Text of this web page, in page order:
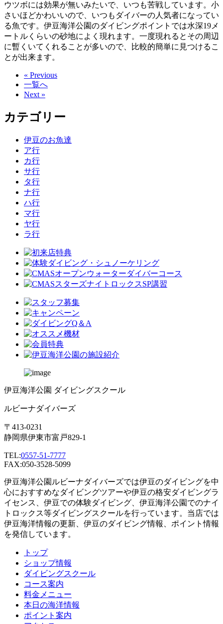
ウツボには効果が無いみたいで、いつも苦戦しています。小
さいほどかわいいので、いつもダイバーの人気者になってい
る魚です。伊豆海洋公園のダイビングポイントでは水深19メ
ートルくらいの砂地によく現れます。一度現れるとその周辺
に暫くいてくれることが多いので、比較的簡単に見つけるこ
とが出来ます。
« Previous
一覧へ
Next »
カテゴリー
伊豆のお魚達
ア行
カ行
サ行
タ行
ナ行
ハ行
マ行
ヤ行
ラ行
伊豆海洋公園 ダイビングスクール
ルビーナダイバーズ
〒413-0231
静岡県伊東市富戸829-1
TEL:0557-51-7777
FAX:050-3528-5099
伊豆海洋公園ルビーナダイバーズでは伊豆のダイビングを中
心におすすめなダイビングツアーや伊豆の格安ダイビングラ
イセンス、伊豆での体験ダイビング、伊豆海洋公園でのナイ
トロックス等ダイビングスクールを行っています。当店では
伊豆海洋情報の更新、伊豆のダイビング情報、ポイント情報
を発信しています。
トップ
ショップ情報
ダイビングスクール
コース案内
料金メニュー
本日の海洋情報
ポイント案内